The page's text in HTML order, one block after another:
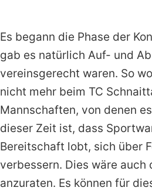
Es begann die Phase der
gab es natürlich Auf- und
vereinsgerecht waren. So
nicht mehr beim TC
Mannschaften, von denen
dieser Zeit ist, dass
Bereitschaft lobt, sich über
verbessern. Dies wäre
anzuraten. Es können für